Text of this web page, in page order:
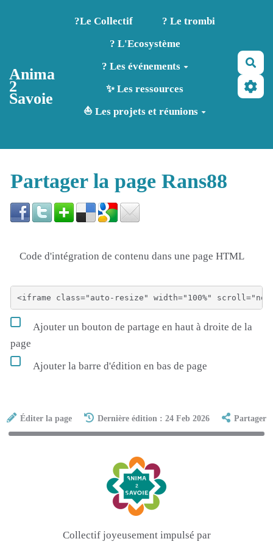
Aller au contenu principal
Anima
2
Savoie
?️Le Collectif
? Le trombi
? L'Ecosystème
? Les événements
✨ Les ressources
⛵ Les projets et réunions
Partager la page Rans88
Code d'intégration de contenu dans une page HTML
Ajouter un bouton de partage en haut à droite de la
page
Ajouter la barre d'édition en bas de page
Éditer la page Dernière édition : 24 Feb 2026 Partager
Collectif joyeusement impulsé par